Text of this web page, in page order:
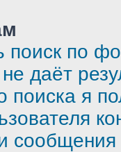
поиск по
даёт
поиска я